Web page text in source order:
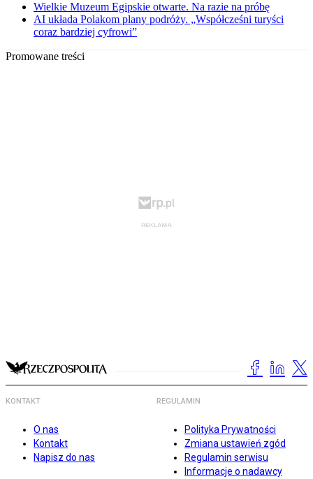
Wielkie Muzeum Egipskie otwarte. Na razie na próbę
AI układa Polakom plany podróży. „Współcześni turyści
coraz bardziej cyfrowi”
Promowane treści
KONTAKT
O nas
Kontakt
Napisz do nas
REGULAMIN
Polityka Prywatności
Zmiana ustawień zgód
Regulamin serwisu
Informacje o nadawcy